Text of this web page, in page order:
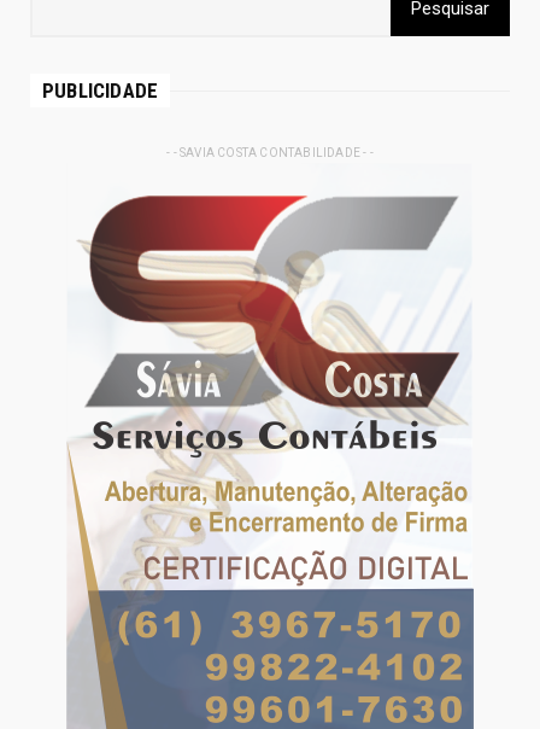
PUBLICIDADE
- - SAVIA COSTA CONTABILIDADE - -